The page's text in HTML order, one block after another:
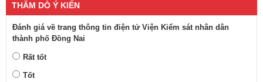
THĂM DÒ Ý KIẾN
Đánh giá về trang thông tin điện tử Viện Kiểm sát nhân dân
thành phố Đồng Nai
Rất tốt
Tốt